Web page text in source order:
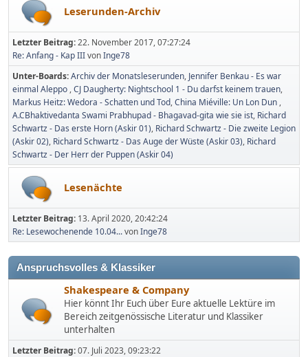
Leserunden-Archiv
Letzter Beitrag:22. November 2017, 07:27:24
Re: Anfang - Kap IIIvonInge78
Unter-Boards Archiv der Monatsleserunden Jennifer Benkau - Es war
einmal Aleppo CJ Daugherty: Nightschool 1 - Du darfst keinem trauen
Markus Heitz: Wedora - Schatten und Tod China Miéville: Un Lon Dun
A.CBhaktivedanta Swami Prabhupad - Bhagavad-gita wie sie ist Richard
Schwartz - Das erste Horn (Askir 01) Richard Schwartz - Die zweite Legion
(Askir 02) Richard Schwartz - Das Auge der Wüste (Askir 03) Richard
Schwartz - Der Herr der Puppen (Askir 04)
Lesenächte
Letzter Beitrag: 13. April 2020, 20:42:24
Re: Lesewochenende 10.04...vonInge78
Anspruchsvolles & Klassiker
Shakespeare & Company
Hier könnt Ihr Euch über Eure aktuelle Lektüre im
Bereich zeitgenössische Literatur und Klassiker
unterhalten
Letzter Beitrag:07. Juli 2023, 09:23:22